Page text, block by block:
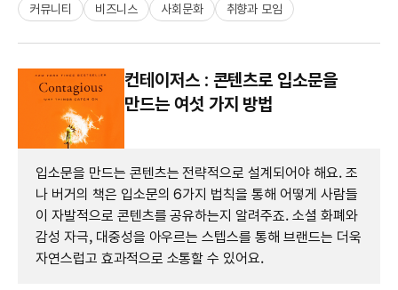
커뮤니티 비즈니스 사회문화 취향과 모임
컨테이저스 : 콘텐츠로 입소문을
만드는 여섯 가지 방법
입소문을 만드는 콘텐츠는 전략적으로 설계되어야 해요. 조
나 버거의 책은 입소문의 6가지 법칙을 통해 어떻게 사람들
이 자발적으로 콘텐츠를 공유하는지 알려주죠. 소셜 화폐와
감성 자극, 대중성을 아우르는 스텝스를 통해 브랜드는 더욱
자연스럽고 효과적으로 소통할 수 있어요.